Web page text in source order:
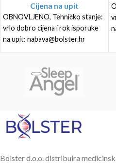
Cijena na upit
OBNOVLJENO, Tehničko stanje:
vrlo dobro cijena i rok isporuke
na upit: nabava@bolster.hr
Bolster d.o.o. distribuira